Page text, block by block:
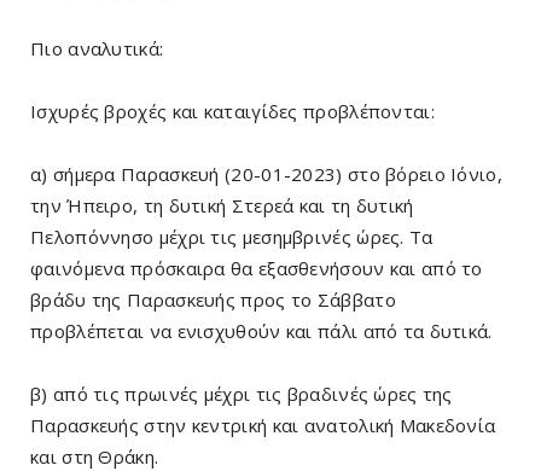
Πιο αναλυτικά:
Ισχυρές βροχές και καταιγίδες προβλέπονται:
α) σήμερα Παρασκευή (20-01-2023) στο βόρειο Ιόνιο,
την Ήπειρο, τη δυτική Στερεά και τη δυτική
Πελοπόννησο μέχρι τις μεσημβρινές ώρες. Τα
φαινόμενα πρόσκαιρα θα εξασθενήσουν και από το
βράδυ της Παρασκευής προς το Σάββατο
προβλέπεται να ενισχυθούν και πάλι από τα δυτικά.
β) από τις πρωινές μέχρι τις βραδινές ώρες της
Παρασκευής στην κεντρική και ανατολική Μακεδονία
και στη Θράκη.